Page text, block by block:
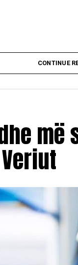
CONTINUE
më